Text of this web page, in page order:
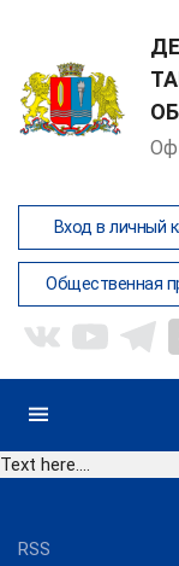
Вход в личный
Общественная
Text here....
RSS